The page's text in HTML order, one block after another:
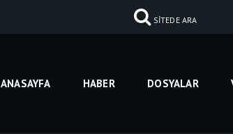
SİTEDE ARA
ANASAYFA HABER DOSYALAR